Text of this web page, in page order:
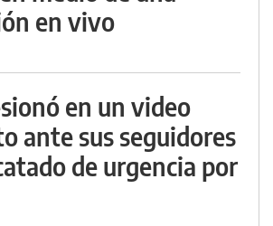
en vivo
en un video
ante sus seguidores
de urgencia por